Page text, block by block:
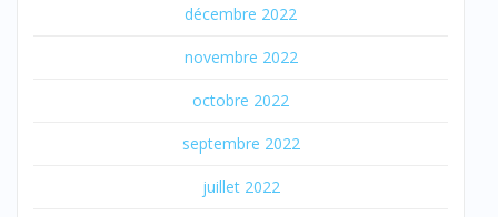
décembre 2022
novembre 2022
octobre 2022
septembre 2022
juillet 2022